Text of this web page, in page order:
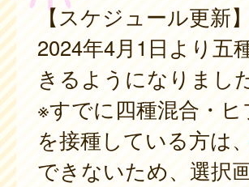
【スケジュール更新】
2024年4月1日より五
きるようになりました
※すでに四種混合・
を接種している方は
できないため、選択